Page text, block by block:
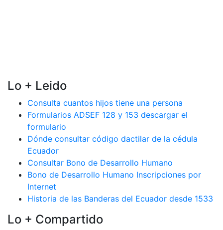
Lo + Leido
Consulta cuantos hijos tiene una persona
Formularios ADSEF 128 y 153 descargar el
formulario
Dónde consultar código dactilar de la cédula
Ecuador
Consultar Bono de Desarrollo Humano
Bono de Desarrollo Humano Inscripciones por
Internet
Historia de las Banderas del Ecuador desde 1533
Lo + Compartido